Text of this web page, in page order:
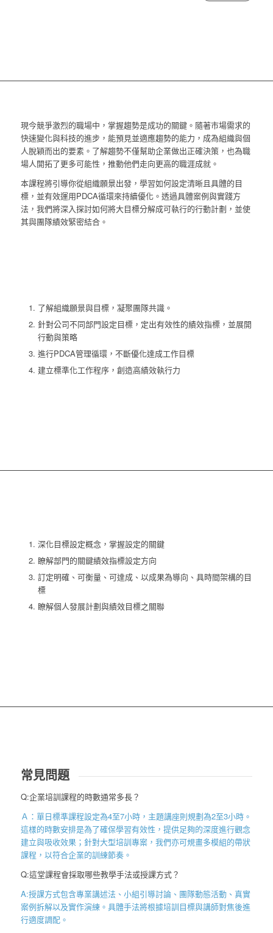
現今競爭激烈的職場中，掌握趨勢是成功的關鍵。隨著市場需求的
快速變化與科技的進步，能預見並適應趨勢的能力，成為組織與個
人脫穎而出的要素。了解趨勢不僅幫助企業做出正確決策，也為職
場人開拓了更多可能性，推動他們走向更高的職涯成就。
本課程將引導你從組織願景出發，學習如何設定清晰且具體的目
標，並有效運用PDCA循環來持續優化。透過具體案例與實踐方
法，我們將深入探討如何將大目標分解成可執行的行動計劃，並使
其與團隊績效緊密結合。
了解組織願景與目標，凝聚團隊共識。
針對公司不同部門設定目標，定出有效性的績效指標，並展開
行動與策略
進行PDCA管理循環，不斷優化達成工作目標
建立標準化工作程序，創造高績效執行力
深化目標設定概念，掌握設定的關鍵
瞭解部門的關鍵績效指標設定方向
訂定明確、可衡量、可達成、以成果為導向、具時間架構的目
標
瞭解個人發展計劃與績效目標之關聯
常見問題
Q:企業培訓課程的時數通常多長？
Ａ：單日標準課程設定為4至7小時，主題講座則規劃為2至3小時。
這樣的時數安排是為了確保學習有效性，提供足夠的深度進行觀念
建立與吸收效果；針對大型培訓專案，我們亦可規畫多模組的帶狀
課程，以符合企業的訓練節奏。
Q:這堂課程會採取哪些教學手法或授課方式？
A:授課方式包含專業講述法、小組引導討論、團隊動態活動、真實
案例拆解以及實作演練。具體手法將根據培訓目標與講師對焦後進
行適度調配。